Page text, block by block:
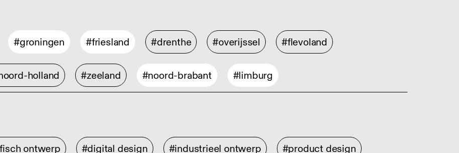
#groningen #friesland #drenthe #overijssel #flevoland
holland #zeeland #noord-brabant #limburg
ontwerp #digital design #industrieel ontwerp #product design